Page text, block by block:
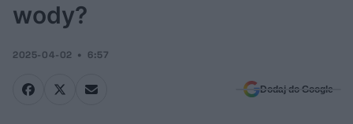
wody?
2025-04-02 6:57
Dodaj do Google